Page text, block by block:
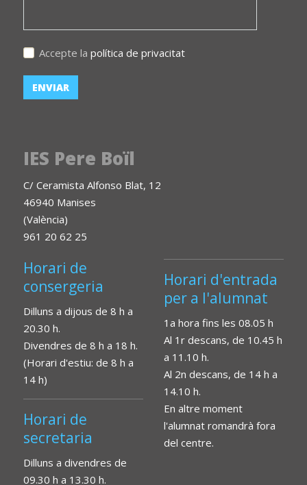
Accepte la política de privacitat
IES Pere Boïl
C/ Ceramista Alfonso Blat, 12
46940 Manises
(València)
961 20 62 25
Horari de
consergeria
Dilluns a dijous de 8 h a
20.30 h.
Divendres de 8 h a 18 h.
(Horari d'estiu: de 8 h a
14 h)
Horari de
secretaria
Dilluns a divendres de
09.30 h a 13.30 h.
Horari d'entrada
per a l'alumnat
1a hora fins les 08.05 h
Al 1r descans, de 10.45 h
a 11.10 h.
Al 2n descans, de 14 h a
14.10 h.
En altre moment
l'alumnat romandrà fora
del centre.